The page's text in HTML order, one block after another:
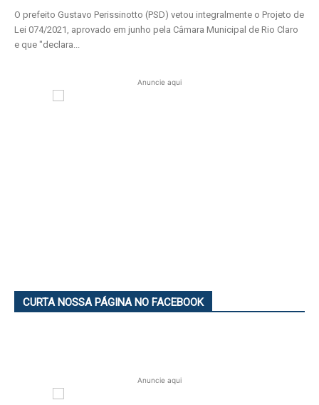
O prefeito Gustavo Perissinotto (PSD) vetou integralmente o Projeto de
Lei 074/2021, aprovado em junho pela Câmara Municipal de Rio Claro
e que "declara...
Anuncie aqui
CURTA NOSSA PÁGINA NO FACEBOOK
Anuncie aqui